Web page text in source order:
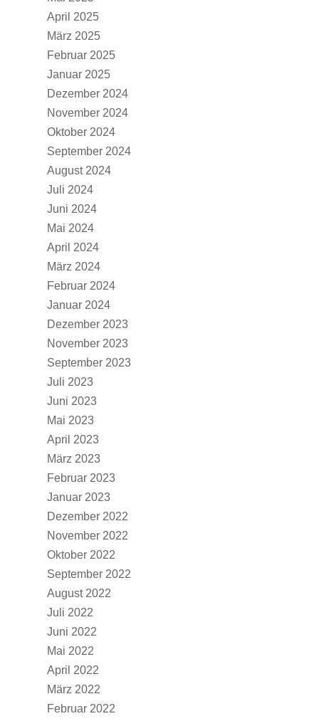
April 2025
März 2025
Februar 2025
Januar 2025
Dezember 2024
November 2024
Oktober 2024
September 2024
August 2024
Juli 2024
Juni 2024
Mai 2024
April 2024
März 2024
Februar 2024
Januar 2024
Dezember 2023
November 2023
September 2023
Juli 2023
Juni 2023
Mai 2023
April 2023
März 2023
Februar 2023
Januar 2023
Dezember 2022
November 2022
Oktober 2022
September 2022
August 2022
Juli 2022
Juni 2022
Mai 2022
April 2022
März 2022
Februar 2022